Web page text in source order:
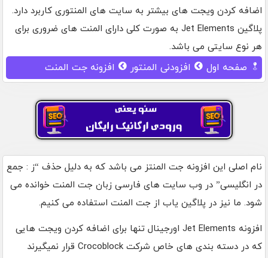
اضافه کردن ویجت های بیشتر به سایت های المنتوری کاربرد دارد.
پلاگین Jet Elements به صورت کلی دارای المنت های ضروری برای
هر نوع سایتی می باشد.
صفحه اول افزودنی المنتور افزونه جت المنت
نام اصلی این افزونه جت المنتز می باشد که به دلیل حذف “ز : جمع
در انگلیسی” در وب سایت های فارسی زبان جت المنت خوانده می
شود. ما نیز در پلاگین یاب از جت المنت استفاده می کنیم.
افزونه Jet Elements اورجینال تنها برای اضافه کردن ویجت هایی
که در دسته بندی های خاص شرکت Crocoblock قرار نمیگیرند